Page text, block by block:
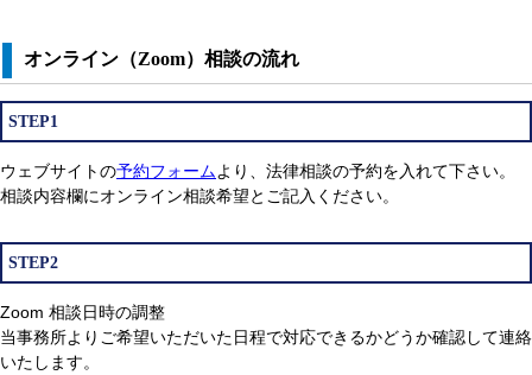
オンライン（Zoom）相談の流れ
STEP1
ウェブサイトの予約フォームより、法律相談の予約を入れて下さい。
相談内容欄にオンライン相談希望とご記入ください。
STEP2
Zoom 相談日時の調整
当事務所よりご希望いただいた日程で対応できるかどうか確認して連絡
いたします。